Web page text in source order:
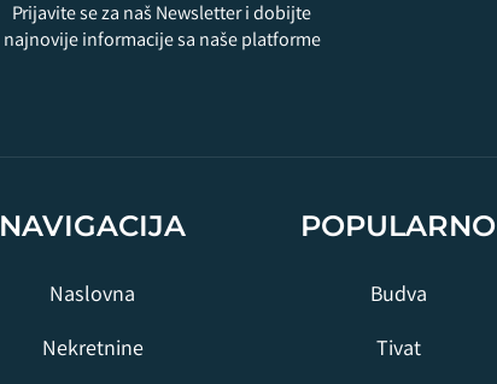
Prijavite se za naš Newsletter i dobijte
najnovije informacije sa naše platforme
NAVIGACIJA
Naslovna
Nekretnine
POPULARNO
Budva
Tivat